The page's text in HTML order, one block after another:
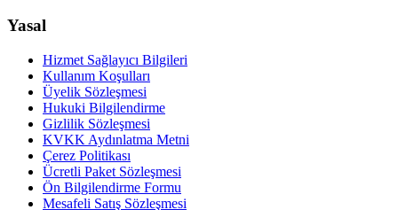
Yasal
Hizmet Sağlayıcı Bilgileri
Kullanım Koşulları
Üyelik Sözleşmesi
Hukuki Bilgilendirme
Gizlilik Sözleşmesi
KVKK Aydınlatma Metni
Çerez Politikası
Ücretli Paket Sözleşmesi
Ön Bilgilendirme Formu
Mesafeli Satış Sözleşmesi